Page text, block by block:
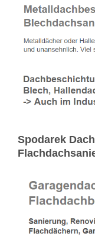
Spodarek